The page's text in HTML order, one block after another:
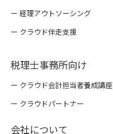
ー 経理アウトソーシング
ー クラウド伴走支援
税理士事務所向け
ー クラウド会計担当者養成講座
ー クラウドパートナー
会社について